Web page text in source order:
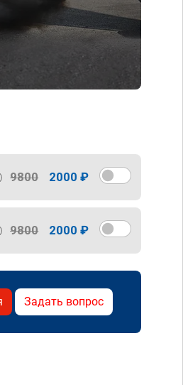
9800 2000 ₽
9800 2000 ₽
Задать вопрос